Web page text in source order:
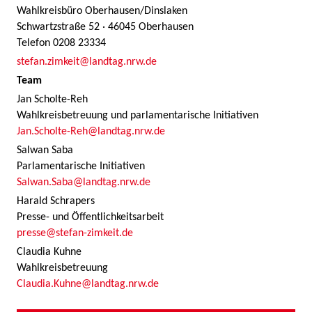
Wahlkreisbüro Oberhausen/Dinslaken
Schwartzstraße 52 · 46045 Oberhausen
Telefon 0208 23334
stefan.zimkeit@landtag.nrw.de
Team
Jan Scholte-Reh
Wahlkreisbetreuung und parlamentarische Initiativen
Jan.Scholte-Reh@landtag.nrw.de
Salwan Saba
Parlamentarische Initiativen
Salwan.Saba@landtag.nrw.de
Harald Schrapers
Presse- und Öffentlichkeitsarbeit
presse@stefan-zimkeit.de
Claudia Kuhne
Wahlkreisbetreuung
Claudia.Kuhne@landtag.nrw.de